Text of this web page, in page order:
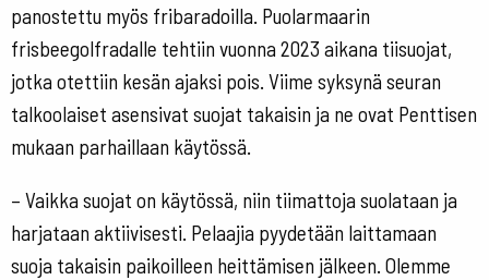
panostettu myös fribaradoilla. Puolarmaarin
frisbeegolfradalle tehtiin vuonna 2023 aikana tiisuojat,
jotka otettiin kesän ajaksi pois. Viime syksynä seuran
talkoolaiset asensivat suojat takaisin ja ne ovat Penttisen
mukaan parhaillaan käytössä.
– Vaikka suojat on käytössä, niin tiimattoja suolataan ja
harjataan aktiivisesti. Pelaajia pyydetään laittamaan
suoja takaisin paikoilleen heittämisen jälkeen. Olemme